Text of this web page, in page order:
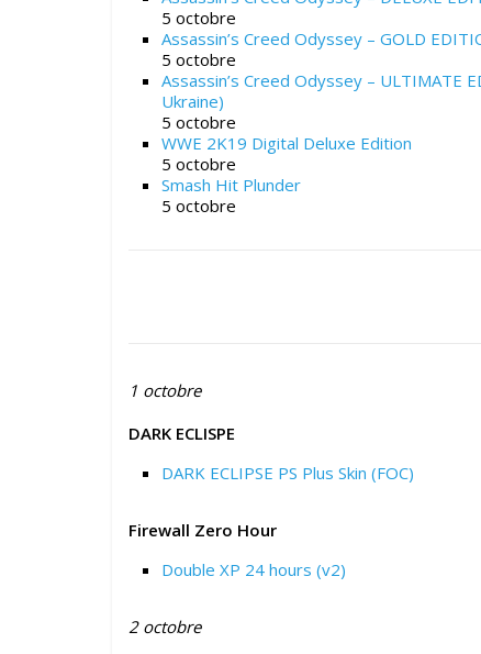
5 octobre
Assassin’s Creed Odyssey – GOLD
5 octobre
Assassin’s Creed Odyssey – ULTIMATE
Ukraine)
5 octobre
WWE 2K19 Digital Deluxe Edition
5 octobre
Smash Hit Plunder
5 octobre
1 octobre
DARK ECLISPE
DARK ECLIPSE PS Plus Skin (FOC)
Firewall Zero Hour
Double XP 24 hours (v2)
2 octobre